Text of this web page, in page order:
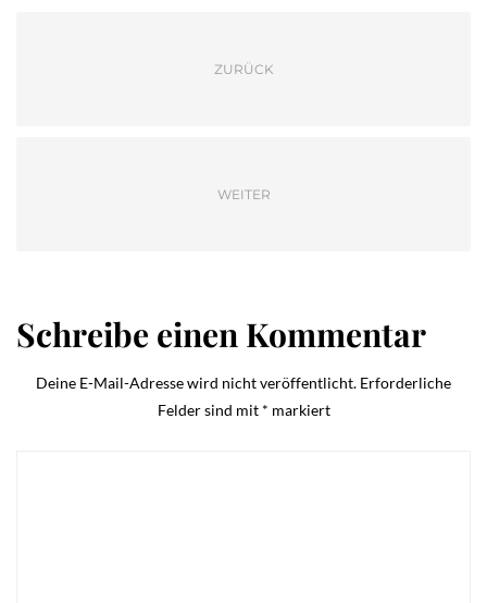
ZURÜCK
WEITER
Schreibe einen Kommentar
Deine E-Mail-Adresse wird nicht veröffentlicht. Erforderliche
Felder sind mit * markiert